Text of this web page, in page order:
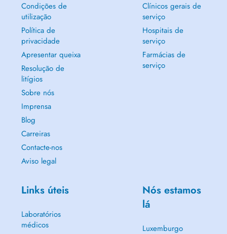
Condições de
utilização
Política de
privacidade
Apresentar queixa
Resolução de
litígios
Sobre nós
Imprensa
Blog
Carreiras
Contacte-nos
Aviso legal
Clínicos gerais de
serviço
Hospitais de
serviço
Farmácias de
serviço
Links úteis
Laboratórios
médicos
Nós estamos
lá
Luxemburgo